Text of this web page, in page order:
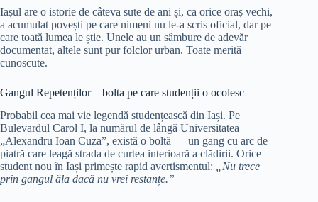
Iașul are o istorie de câteva sute de ani și, ca orice oraș vechi,
a acumulat povești pe care nimeni nu le-a scris oficial, dar pe
care toată lumea le știe. Unele au un sâmbure de adevăr
documentat, altele sunt pur folclor urban. Toate merită
cunoscute.
Gangul Repetenților – bolta pe care studenții o ocolesc
Probabil cea mai vie legendă studențească din Iași. Pe
Bulevardul Carol I, la numărul de lângă Universitatea
„Alexandru Ioan Cuza”, există o boltă — un gang cu arc de
piatră care leagă strada de curtea interioară a clădirii. Orice
student nou în Iași primește rapid avertismentul:
„Nu trece
prin gangul ăla dacă nu vrei restanțe.”